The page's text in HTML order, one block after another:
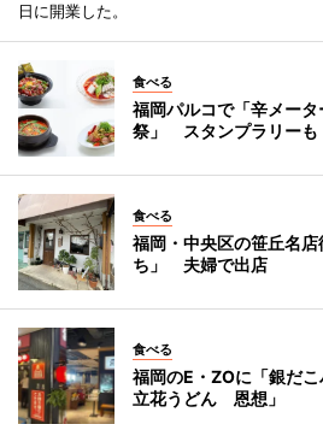
日に開業した。
食べる
福岡パルコで「辛メー
祭」 スタンプラリーも
食べる
福岡・中央区の笹丘名
ち」 夫婦で出店
食べる
福岡のE・ZOに「銀だ
立花うどん 恩想」